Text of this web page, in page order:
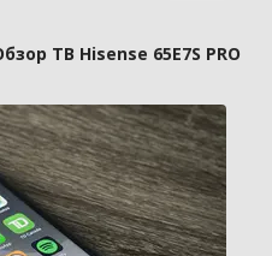
ТВ Hisense 65E7S PRO